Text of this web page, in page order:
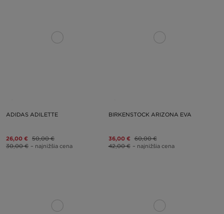
ADIDAS ADILETTE
26,00 € 50,00 €
30,00 € – najnižšia cena
BIRKENSTOCK ARIZONA EVA
36,00 € 60,00 €
42,00 € – najnižšia cena